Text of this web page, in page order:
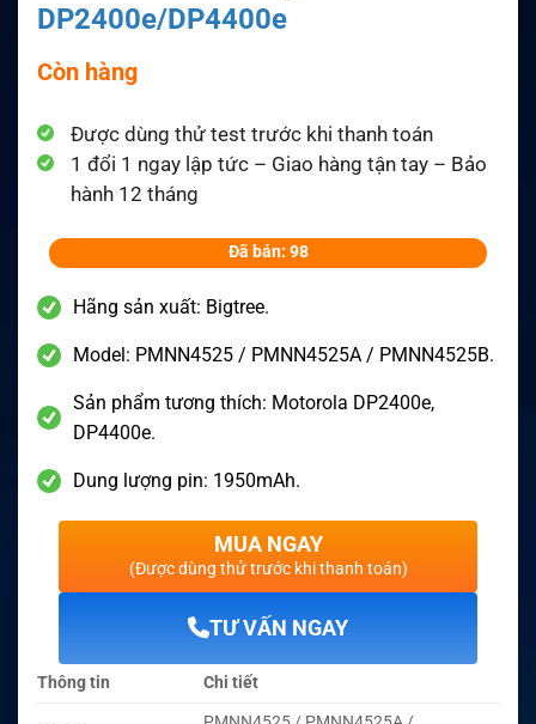
DP2400e/DP4400e
Còn hàng
Được dùng thử test trước khi thanh toán
1 đổi 1 ngay lập tức – Giao hàng tận tay – Bảo
hành 12 tháng
Đã bán: 98
Hãng sản xuất: Bigtree.
Model: PMNN4525 / PMNN4525A / PMNN4525B.
Sản phẩm tương thích: Motorola DP2400e,
DP4400e.
Dung lượng pin: 1950mAh.
MUA NGAY
(Được dùng thử trước khi thanh toán)
TƯ VẤN NGAY
Thông tin Chi tiết